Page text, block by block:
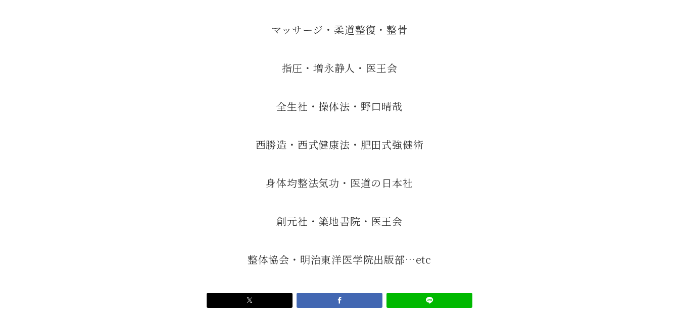
マッサージ・柔道整復・整骨
指圧・増永静人・医王会
全生社・操体法・野口晴哉
西勝造・西式健康法・肥田式強健術
身体均整法気功・医道の日本社
創元社・築地書院・医王会
整体協会・明治東洋医学院出版部…etc